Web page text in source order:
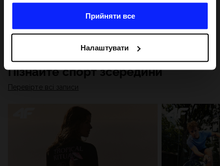
отримують у результаті використання вами їхніх
послуг.З вашої згоди ми також можемо ділитися
з метою націлювання та покращення відображення
відповідної онлайн-реклами, проведення аналітики,
відповідності вмісту та вдосконалення рішень, які
пропонують наші партнери (наприклад, соціальні
мережі). Детальну інформацію можна знайти в нашій
та в розділі «Деталі».
Прийняти все
Налаштувати
Пізнайте спорт зсередини
Перевірте всі записи